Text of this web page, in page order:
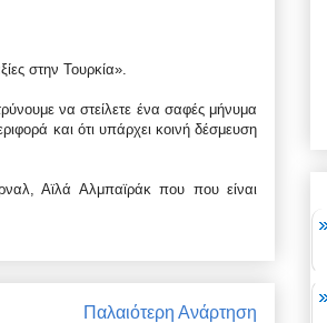
στην Τουρκία».
να στείλετε ένα σαφές μήνυμα
και ότι υπάρχει κοινή δέσμευση
Αϊλά Αλμπαϊράκ που που είναι
Παλαιότερη Ανάρτηση